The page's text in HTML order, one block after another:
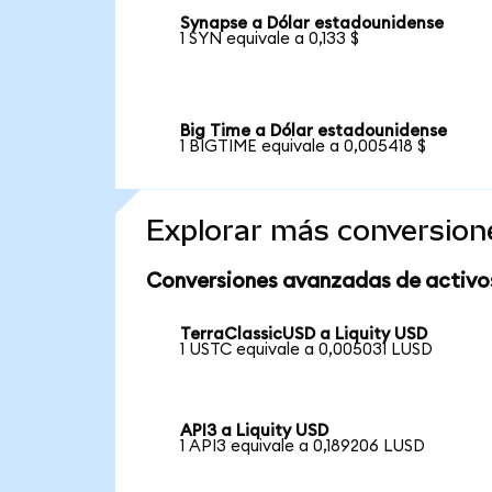
Synapse a Dólar estadounidense
1 SYN equivale a 0,133 $
Big Time a Dólar estadounidense
1 BIGTIME equivale a 0,005418 $
Explorar más
Conversiones avanzadas de
TerraClassicUSD a Liquity USD
1 USTC equivale a 0,005031 LUSD
API3 a Liquity USD
1 API3 equivale a 0,189206 LUSD